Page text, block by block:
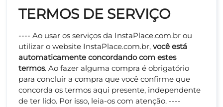
TERMOS DE SERVIÇO
---- Ao usar os serviços da InstaPlace.com.br ou
utilizar o website InstaPlace.com.br, você está
automaticamente concordando com estes
termos. Ao fazer alguma compra é obrigatório
para concluir a compra que você confirme que
concorda os termos aqui presente, independente
de ter lido. Por isso, leia-os com atenção. ----